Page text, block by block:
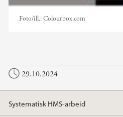
Foto/ill.:Colourbox.com
29.10.2024
Systematisk HMS-arbeid